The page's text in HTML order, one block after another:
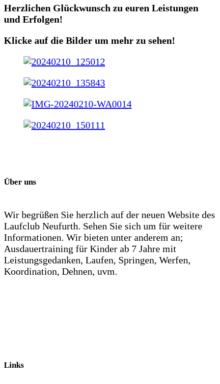
Herzlichen Glückwunsch zu euren Leistungen
und Erfolgen!
Klicke auf die Bilder um mehr zu sehen!
Über uns
Wir begrüßen Sie herzlich auf der neuen Website des
Laufclub Neufurth. Sehen Sie sich um für weitere
Informationen. Wir bieten unter anderem an;
Ausdauertraining für Kinder ab 7 Jahre mit
Leistungsgedanken, Laufen, Springen, Werfen,
Koordination, Dehnen, uvm.
Links